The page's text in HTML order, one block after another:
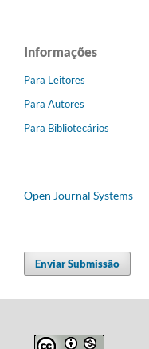
Informações
Para Leitores
Para Autores
Para Bibliotecários
Open Journal Systems
Enviar Submissão